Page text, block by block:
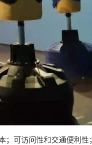
可访问性和交通便利性